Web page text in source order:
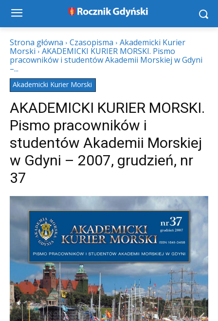
Strona główna Czasopisma
Akademicki Kurier
Morski
AKADEMICKI KURIER MORSKI. Pismo
pracowników i studentów Akademii Morskiej w Gdyni
–...
Akademicki Kurier Morski
AKADEMICKI KURIER MORSKI.
Pismo pracowników i
studentów Akademii Morskiej
w Gdyni – 2007, grudzień, nr
37